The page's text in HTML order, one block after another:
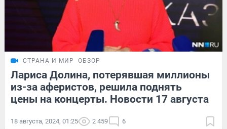
СТРАНА И МИР ОБЗОР
Лариса Долина, потерявшая миллионы
из-за аферистов, решила поднять
цены на концерты. Новости 17 августа
18 августа, 2024, 01:25 2 459 6